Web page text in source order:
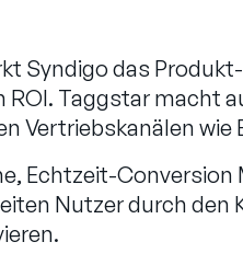
Syndigo das
Taggstar macht
Vertriebskanälen
Echtzeit-
Nutzer durch